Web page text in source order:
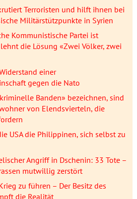
Terroristen und hilft ihnen bei
Militärstützpunkte in Syrien
Kommunistische Partei ist
die Lösung «Zwei Völker, zwei
einer
gegen die Nato
Banden» bezeichnen, sind
von Elendsvierteln, die
USA die Philippinen, sich selbst zu
Angriff in Dschenin: 33 Tote –
mutwillig zerstört
zu führen – Der Besitz des
die Realität